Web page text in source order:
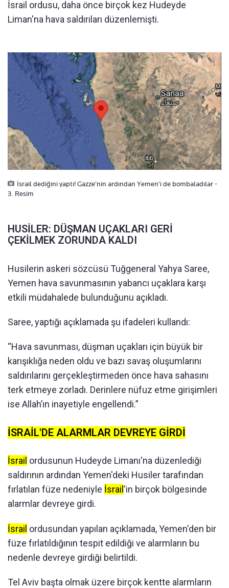
İsrail ordusu, daha önce birçok kez Hudeyde
Liman'na hava saldırıları düzenlemişti.
İsrail dediğini yaptı! Gazze'nin ardından Yemen'i de bombaladılar -
3. Resim
HUSİLER: DÜŞMAN UÇAKLARI GERİ
ÇEKİLMEK ZORUNDA KALDI
Husilerin askeri sözcüsü Tuğgeneral Yahya Saree,
Yemen hava savunmasının yabancı uçaklara karşı
etkili müdahalede bulunduğunu açıkladı.
Saree, yaptığı açıklamada şu ifadeleri kullandı:
“Hava savunması, düşman uçakları için büyük bir
karışıklığa neden oldu ve bazı savaş oluşumlarını
saldırılarını gerçekleştirmeden önce hava sahasını
terk etmeye zorladı. Derinlere nüfuz etme girişimleri
ise Allah’ın inayetiyle engellendi.”
İSRAİL'DE ALARMLAR DEVREYE GİRDİ
İsrail ordusunun Hudeyde Limanı'na düzenlediği
saldırının ardından Yemen'deki Husiler tarafından
fırlatılan füze nedeniyle İsrail'in birçok bölgesinde
alarmlar devreye girdi.
İsrail ordusundan yapılan açıklamada, Yemen'den bir
füze fırlatıldığının tespit edildiği ve alarmların bu
nedenle devreye girdiği belirtildi.
Tel Aviv başta olmak üzere birçok kentte alarmların